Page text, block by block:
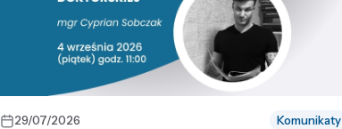
29/07/2026 Komunikaty